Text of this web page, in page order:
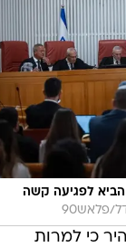
הביא לפגיעה קשה
כי למרות